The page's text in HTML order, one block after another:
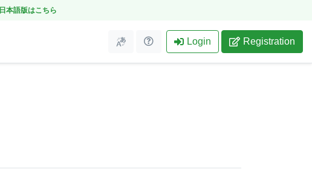
日本語版はこちら
Login Registration